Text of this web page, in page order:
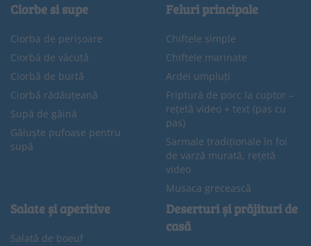
Ciorbe si supe
Ciorba de perișoare
Ciorbă de văcuță
Ciorbă de burtă
Ciorbă rădăuțeană
Supă de găină
Găluște pufoase pentru
supă
Feluri principale
Chiftele simple
Chiftele marinate
Ardei umpluți
Friptură de porc la cuptor –
rețetă video + text (pas cu
pas)
Sarmale tradiționale în foi
de varză murată, rețetă
video
Musaca grecească
Salate și aperitive
Salată de boeuf
Deserturi și prăjituri de
casă